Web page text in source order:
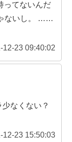
ってないんだ
ないし。 ……
12-23 09:40:02
なくない？
12-23 15:50:03